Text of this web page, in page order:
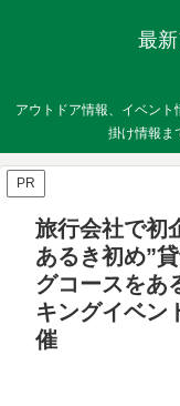
最
アウトドア情報、イベン
掛け情報ま
PR
旅行会社で初
あるき初め”
グコースをあ
キングイベン
催